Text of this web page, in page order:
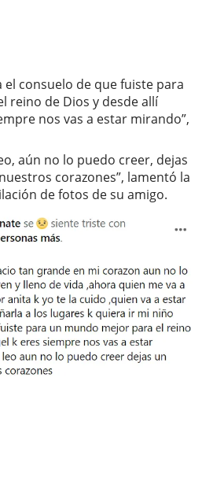
el consuelo de que fuiste para
reino de Dios y desde allí
nos vas a estar mirando”,
aún no lo puedo creer, dejas
corazones”, lamentó la
de fotos de su amigo.